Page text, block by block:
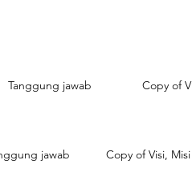
jawab Copy of Visi,
Tanggung jawab Copy of